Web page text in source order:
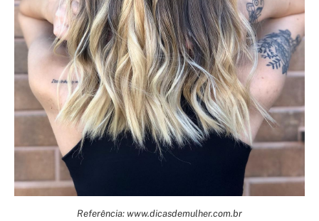
Referência: www.dicasdemulher.com.br